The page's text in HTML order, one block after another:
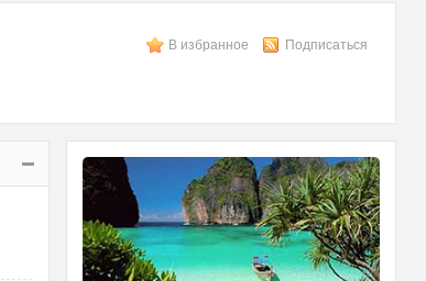
В избранное Подписаться